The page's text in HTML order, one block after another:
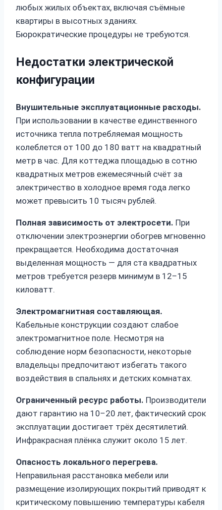
любых жилых объектах, включая съёмные
квартиры в высотных зданиях.
Бюрократические процедуры не требуются.
Недостатки электрической
конфигурации
Внушительные эксплуатационные расходы.
При использовании в качестве единственного
источника тепла потребляемая мощность
колеблется от 100 до 180 ватт на квадратный
метр в час. Для коттеджа площадью в сотню
квадратных метров ежемесячный счёт за
электричество в холодное время года легко
может превысить 10 тысяч рублей.
Полная зависимость от электросети. При
отключении электроэнергии обогрев мгновенно
прекращается. Необходима достаточная
выделенная мощность — для ста квадратных
метров требуется резерв минимум в 12–15
киловатт.
Электромагнитная составляющая.
Кабельные конструкции создают слабое
электромагнитное поле. Несмотря на
соблюдение норм безопасности, некоторые
владельцы предпочитают избегать такого
воздействия в спальнях и детских комнатах.
Ограниченный ресурс работы. Производители
дают гарантию на 10–20 лет, фактический срок
эксплуатации достигает трёх десятилетий.
Инфракрасная плёнка служит около 15 лет.
Опасность локального перегрева.
Неправильная расстановка мебели или
размещение изолирующих покрытий приводят к
критическому повышению температуры кабеля